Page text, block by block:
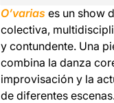
O’varias es un show
colectiva,
y contundente. Una
combina la danza
improvisación y la
de diferentes